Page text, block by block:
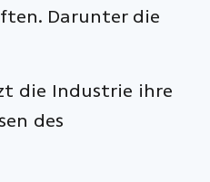
Darunter die
die Industrie ihre
des